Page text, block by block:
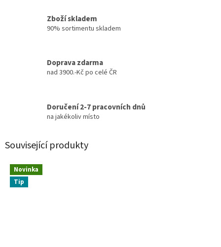
Zboží skladem
90% sortimentu skladem
Doprava zdarma
nad 3900.-Kč po celé ČR
Doručení 2-7 pracovních dnů
na jakékoliv místo
Související produkty
Novinka
Tip